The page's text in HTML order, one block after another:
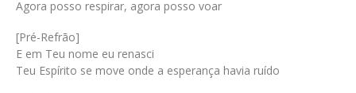
Agora posso respirar, agora posso voar
[Pré-Refrão]
E em Teu nome eu renasci
Teu Espírito se move onde a esperança havia ruído